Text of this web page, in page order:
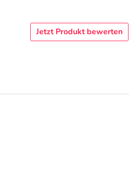
Jetzt Produkt bewerten